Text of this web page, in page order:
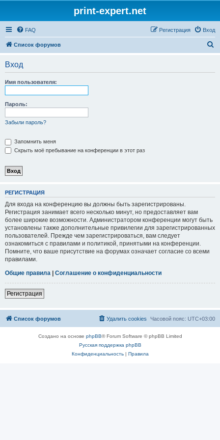
print-expert.net
FAQ Вход
Регистрация
Список форумов
Вход
Имя пользователя:
Пароль:
Забыли пароль?
Запомнить меня
Скрыть моё пребывание на конференции в этот раз
РЕГИСТРАЦИЯ
Для входа на конференцию вы должны быть зарегистрированы.
Регистрация занимает всего несколько минут, но предоставляет вам
более широкие возможности. Администратором конференции могут быть
установлены также дополнительные привилегии для зарегистрированных
пользователей. Прежде чем зарегистрироваться, вам следует
ознакомиться с правилами и политикой, принятыми на конференции.
Помните, что ваше присутствие на форумах означает согласие со всеми
правилами.
Общие правила | Соглашение о конфиденциальности
Регистрация
Список форумов Часовой пояс: UTC+03:00
Удалить cookies
Создано на основе phpBB® Forum Software © phpBB Limited
Русская поддержка phpBB
Конфиденциальность| Правила